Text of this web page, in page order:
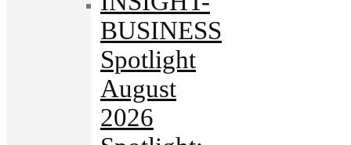
BUSINESS
Spotlight
August
2026